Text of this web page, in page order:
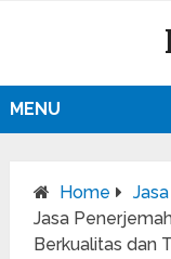
MENU
Home
Jasa
Berkualitas dan